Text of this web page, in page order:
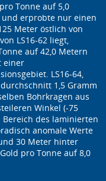
Tonne auf 5,0
erprobte nur einen
Meter östlich von
LS16-62 liegt,
auf 42,0 Metern
einer
LS16-64,
1,5 Gramm
Bohrkragen aus
Winkel (-75
des laminierten
anomale Werte
30 Meter hinter
pro Tonne auf 8,0